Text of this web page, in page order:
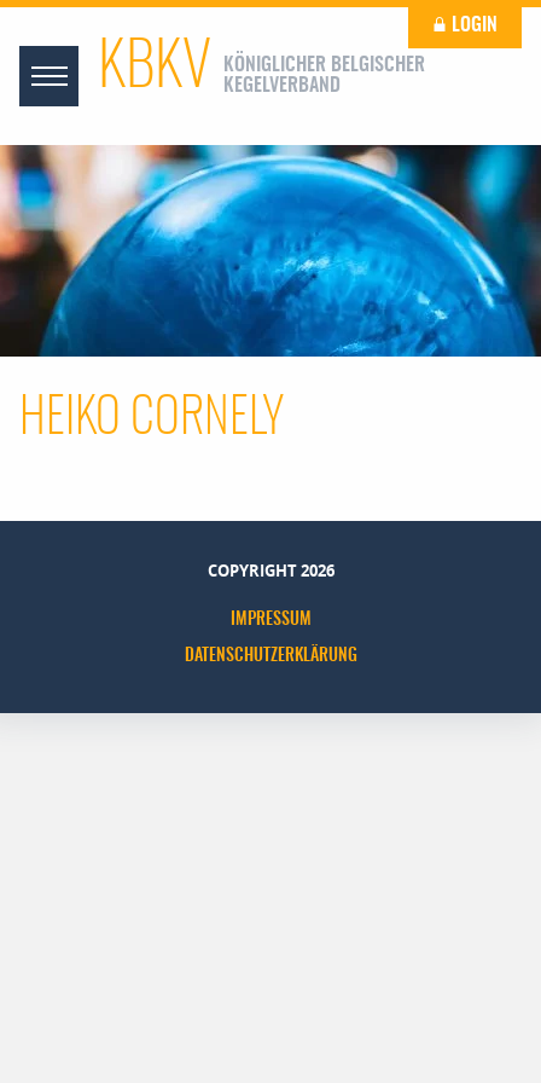
KBKV
KÖNIGLICHER BELGISCHER
KEGELVERBAND
LOGIN
HEIKO CORNELY
COPYRIGHT 2026
IMPRESSUM
DATENSCHUTZERKLÄRUNG